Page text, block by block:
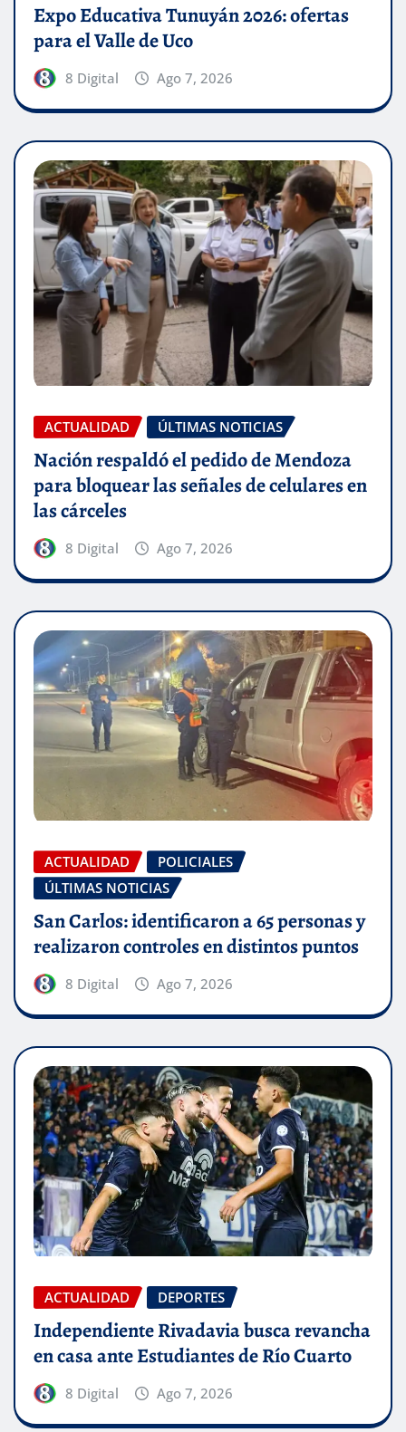
Expo Educativa Tunuyán 2026: ofertas
para el Valle de Uco
8 Digital Ago 7, 2026
ACTUALIDAD ÚLTIMAS NOTICIAS
Nación respaldó el pedido de Mendoza
para bloquear las señales de celulares en
las cárceles
8 Digital Ago 7, 2026
ACTUALIDAD
POLICIALES
ÚLTIMAS NOTICIAS
San Carlos: identificaron a 65 personas y
realizaron controles en distintos puntos
8 Digital Ago 7, 2026
ACTUALIDAD DEPORTES
Independiente Rivadavia busca revancha
en casa ante Estudiantes de Río Cuarto
8 Digital Ago 7, 2026